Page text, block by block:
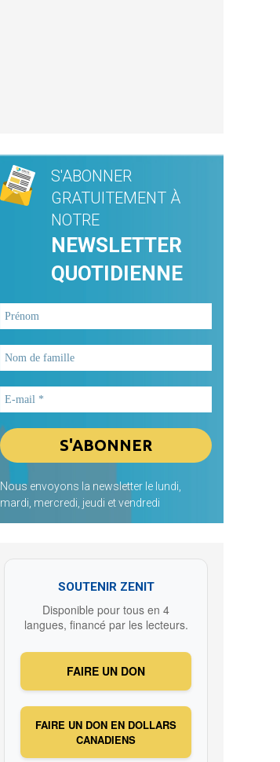
S'ABONNER
GRATUITEMENT À
NOTRE
NEWSLETTER
QUOTIDIENNE
Nous envoyons la newsletter le lundi,
mardi, mercredi, jeudi et vendredi
SOUTENIR ZENIT
Disponible pour tous en 4
langues, financé par les lecteurs.
FAIRE UN DON
FAIRE UN DON EN DOLLARS
CANADIENS